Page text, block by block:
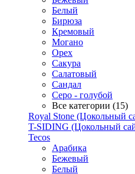
Белый
Бирюза
Кремовый
Могано
Орех
Сакура
Салатовый
Сандал
Серо - голубой
Все категории (15)
Royal Stone (Цокольный
T-SIDING (Цокольный
Tecos
Арабика
Бежевый
Белый